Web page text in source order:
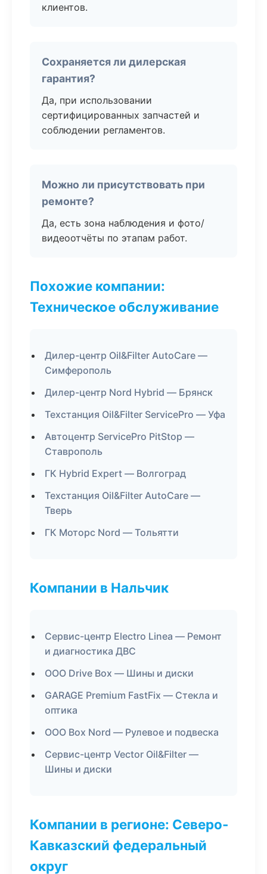
клиентов.
Сохраняется ли дилерская
гарантия?
Да, при использовании
сертифицированных запчастей и
соблюдении регламентов.
Можно ли присутствовать при
ремонте?
Да, есть зона наблюдения и фото/
видеоотчёты по этапам работ.
Похожие компании:
Техническое обслуживание
Дилер-центр Oil&Filter AutoCare —
Симферополь
Дилер-центр Nord Hybrid — Брянск
Техстанция Oil&Filter ServicePro — Уфа
Автоцентр ServicePro PitStop —
Ставрополь
ГК Hybrid Expert — Волгоград
Техстанция Oil&Filter AutoCare —
Тверь
ГК Моторс Nord — Тольятти
Компании в Нальчик
Сервис-центр Electro Linea — Ремонт
и диагностика ДВС
ООО Drive Box — Шины и диски
GARAGE Premium FastFix — Стекла и
оптика
ООО Box Nord — Рулевое и подвеска
Сервис-центр Vector Oil&Filter —
Шины и диски
Компании в регионе: Северо-
Кавказский федеральный
округ